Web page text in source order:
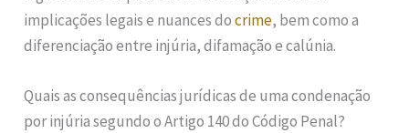
implicações legais e nuances docrime, bem como a
diferenciação entre injúria, difamação e calúnia.
Quais as consequências jurídicas de uma condenação
por injúria segundo o Artigo 140 do Código Penal?